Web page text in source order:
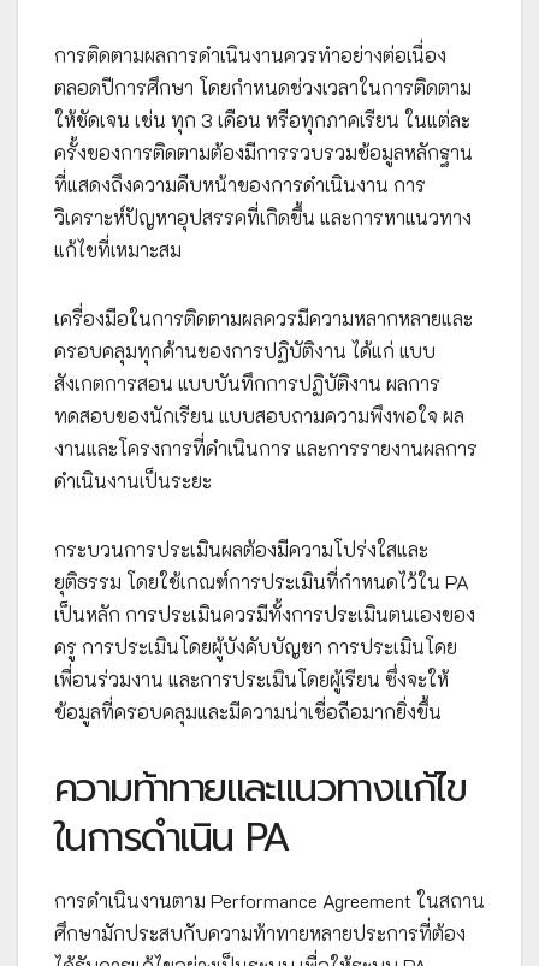
การติดตามผลการดำเนินงานควรทำอย่างต่อเนื่อง
ตลอดปีการศึกษา โดยกำหนดช่วงเวลาในการติดตาม
ให้ชัดเจน เช่น ทุก 3 เดือน หรือทุกภาคเรียน ในแต่ละ
ครั้งของการติดตามต้องมีการรวบรวมข้อมูลหลักฐาน
ที่แสดงถึงความคืบหน้าของการดำเนินงาน การ
วิเคราะห์ปัญหาอุปสรรคที่เกิดขึ้น และการหาแนวทาง
แก้ไขที่เหมาะสม
เครื่องมือในการติดตามผลควรมีความหลากหลายและ
ครอบคลุมทุกด้านของการปฏิบัติงาน ได้แก่ แบบ
สังเกตการสอน แบบบันทึกการปฏิบัติงาน ผลการ
ทดสอบของนักเรียน แบบสอบถามความพึงพอใจ ผล
งานและโครงการที่ดำเนินการ และการรายงานผลการ
ดำเนินงานเป็นระยะ
กระบวนการประเมินผลต้องมีความโปร่งใสและ
ยุติธรรม โดยใช้เกณฑ์การประเมินที่กำหนดไว้ใน PA
เป็นหลัก การประเมินควรมีทั้งการประเมินตนเองของ
ครู การประเมินโดยผู้บังคับบัญชา การประเมินโดย
เพื่อนร่วมงาน และการประเมินโดยผู้เรียน ซึ่งจะให้
ข้อมูลที่ครอบคลุมและมีความน่าเชื่อถือมากยิ่งขึ้น
ความท้าทายและแนวทางแก้ไข
ในการดำเนิน PA
การดำเนินงานตาม Performance Agreement ในสถาน
ศึกษามักประสบกับความท้าทายหลายประการที่ต้อง